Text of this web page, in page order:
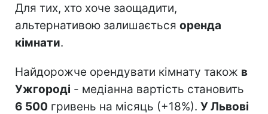
Для тих, хто хоче заощадити,
альтернативою залишається оренда
кімнати.
Найдорожче орендувати кімнату також в
Ужгороді - медіанна вартість становить
6 500 гривень на місяць (+18%). У Львові